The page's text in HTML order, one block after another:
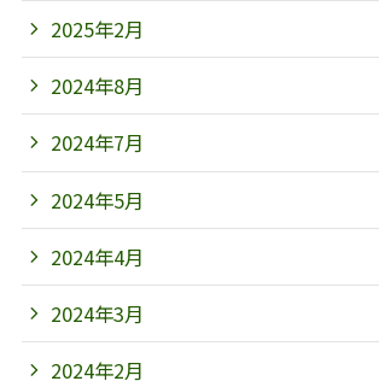
2025年2月
2024年8月
2024年7月
2024年5月
2024年4月
2024年3月
2024年2月